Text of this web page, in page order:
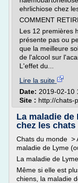
ehrlichiose chez
COMMENT
Les 12 premières
présente pas ou
que la meilleure
de l'alcool sur
L'effet du...
Lire la suite
Date: 2019-02-10
Site : http://chats-
La maladie de
chez les chats
Chats du monde >
maladie de Lyme
La maladie de
Même si elle est
chiens, la maladie